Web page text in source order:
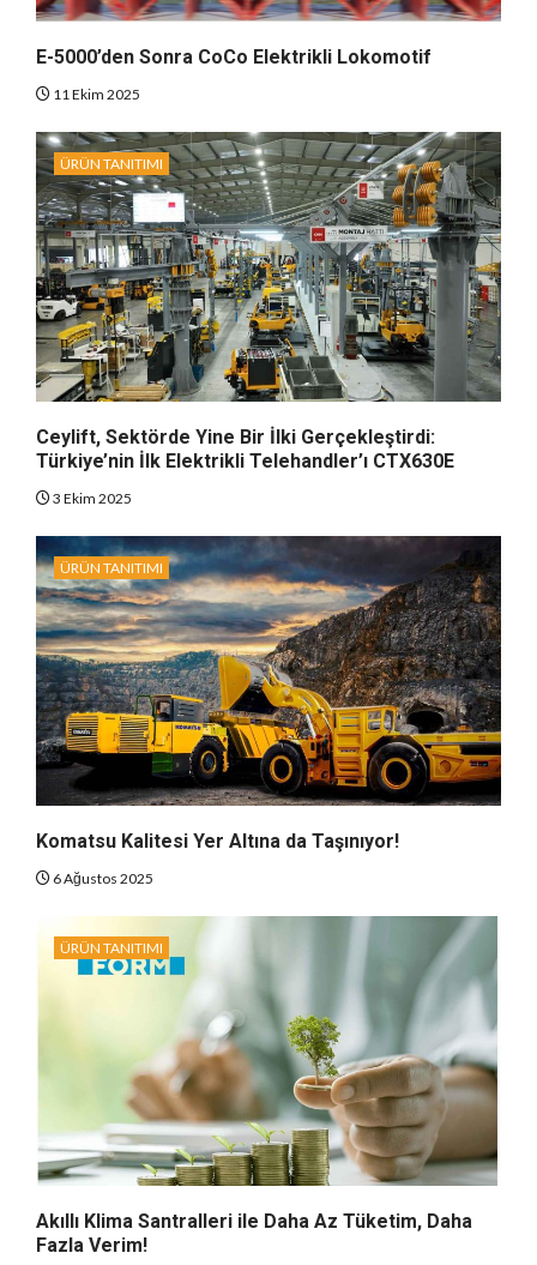
E-5000’den Sonra CoCo Elektrikli Lokomotif
11 Ekim 2025
ÜRÜN TANITIMI
Ceylift, Sektörde Yine Bir İlki Gerçekleştirdi:
Türkiye’nin İlk Elektrikli Telehandler’ı CTX630E
3 Ekim 2025
ÜRÜN TANITIMI
Komatsu Kalitesi Yer Altına da Taşınıyor!
6 Ağustos 2025
ÜRÜN TANITIMI
Akıllı Klima Santralleri ile Daha Az Tüketim, Daha
Fazla Verim!